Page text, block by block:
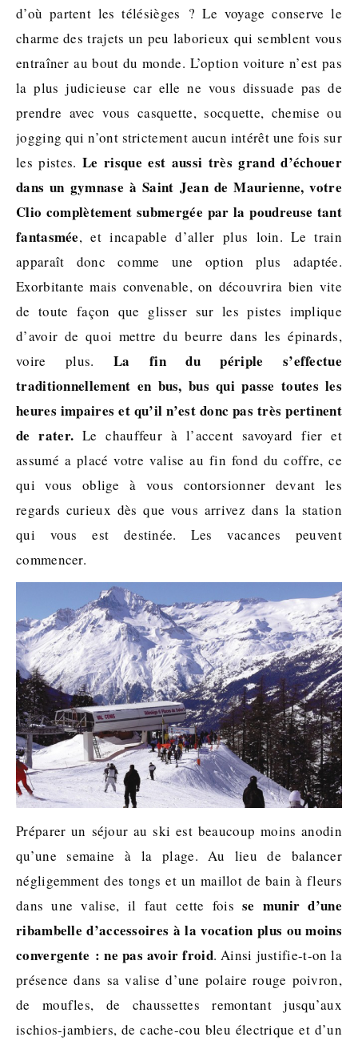
d’où partent les télésièges ? Le voyage conserve le
charme des trajets un peu laborieux qui semblent vous
entraîner au bout du monde. L’option voiture n’est pas
la plus judicieuse car elle ne vous dissuade pas de
prendre avec vous casquette, socquette, chemise ou
jogging qui n’ont strictement aucun intérêt une fois sur
les pistes. Le risque est aussi très grand d’échouer
dans un gymnase à Saint Jean de Maurienne, votre
Clio complètement submergée par la poudreuse tant
fantasmée, et incapable d’aller plus loin. Le train
apparaît donc comme une option plus adaptée.
Exorbitante mais convenable, on découvrira bien vite
de toute façon que glisser sur les pistes implique
d’avoir de quoi mettre du beurre dans les épinards,
voire plus. La fin du périple s’effectue
traditionnellement en bus, bus qui passe toutes les
heures impaires et qu’il n’est donc pas très pertinent
de rater. Le chauffeur à l’accent savoyard fier et
assumé a placé votre valise au fin fond du coffre, ce
qui vous oblige à vous contorsionner devant les
regards curieux dès que vous arrivez dans la station
qui vous est destinée. Les vacances peuvent
commencer.
Préparer un séjour au ski est beaucoup moins anodin
qu’une semaine à la plage. Au lieu de balancer
négligemment des tongs et un maillot de bain à fleurs
dans une valise, il faut cette foisse munir d’une
ribambelle d’accessoires à la vocation plus ou moins
convergente : ne pas avoir froid. Ainsi justifie-t-on la
présence dans sa valise d’une polaire rouge poivron,
de moufles, de chaussettes remontant jusqu’aux
ischios-jambiers, de cache-cou bleu électrique et d’un